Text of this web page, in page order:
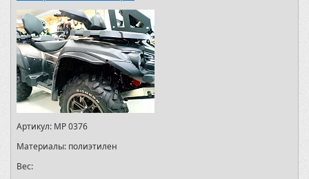
Артикул: MP 0376
Материалы: полиэтилен
Вес: